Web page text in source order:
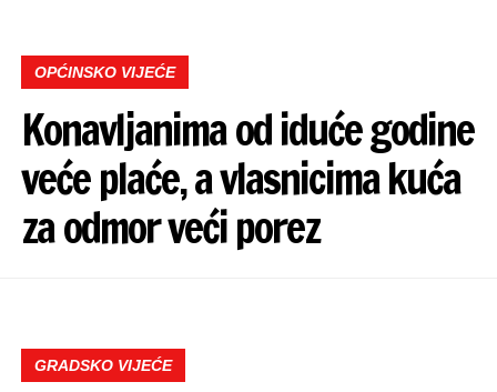
OPĆINSKO VIJEĆE
Konavljanima od iduće godine
veće plaće, a vlasnicima kuća
za odmor veći porez
GRADSKO VIJEĆE